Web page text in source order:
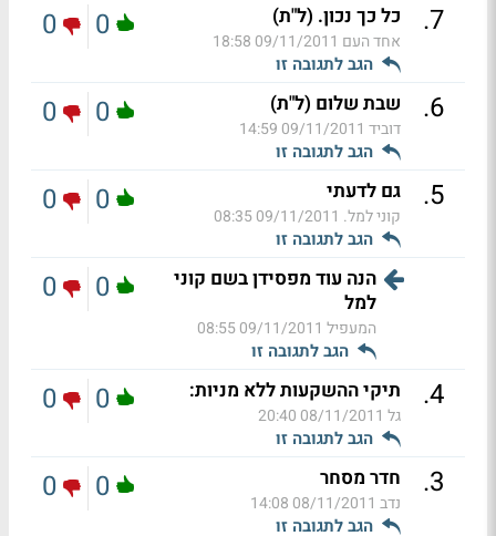
7
. כל כך נכון. (ל"ת)
אחד העם 09/11/2011 18:58
הגב לתגובה זו
0
0
6
. שבת שלום (ל"ת)
דוביד 09/11/2011 14:59
הגב לתגובה זו
0
0
5
. גם לדעתי
קוני למל. 09/11/2011 08:35
הגב לתגובה זו
0
0
הנה עוד מפסידן בשם קוני
למל
המעפיל 09/11/2011 08:55
הגב לתגובה זו
0
0
4
. תיקי ההשקעות ללא מניות:
גל 08/11/2011 20:40
הגב לתגובה זו
0
0
3
. חדר מסחר
נדב 08/11/2011 14:08
הגב לתגובה זו
0
0